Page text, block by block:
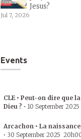
Jesus?
Jul 7, 2026
Events
CLE • Peut-on dire que
Dieu ? • 10 September 2025
Arcachon • La
• 30 September 2025